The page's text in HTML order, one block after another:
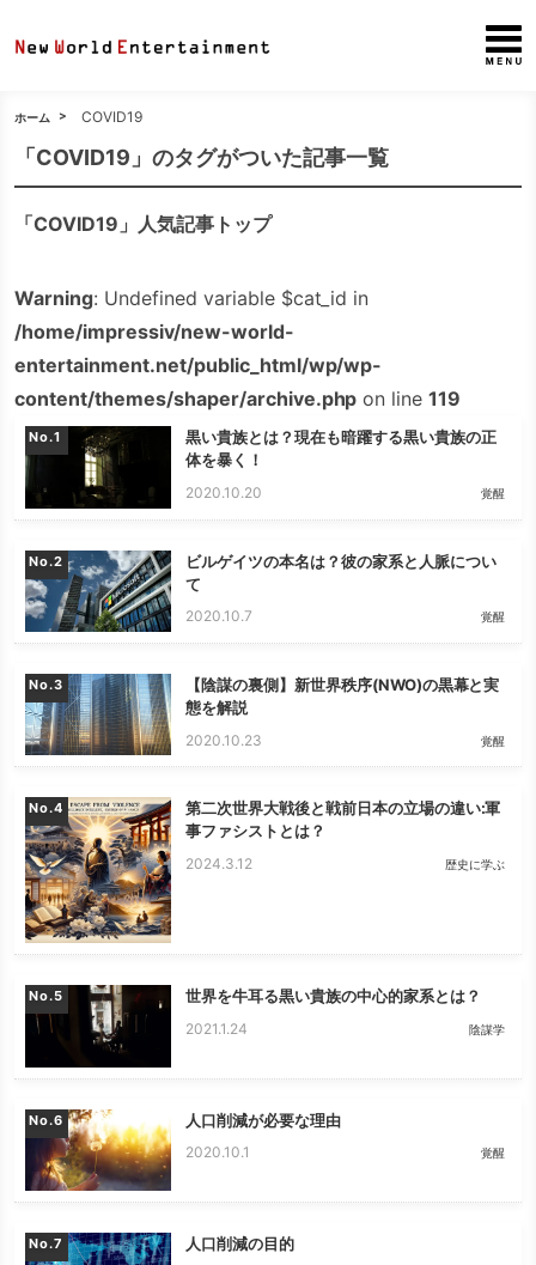
ホーム COVID19
「COVID19」のタグがついた記事一覧
「COVID19」人気記事トップ
Warning: Undefined variable $cat_id in
/home/impressiv/new-world-
entertainment.net/public_html/wp/wp-
content/themes/shaper/archive.php on line119
No.
黒い貴族とは？現在も暗躍する黒い貴族の正
体を暴く！
2020.10.20 覚醒
No.
ビルゲイツの本名は？彼の家系と人脈につい
て
2020.10.7 覚醒
No.
【陰謀の裏側】新世界秩序(NWO)の黒幕と実
態を解説
2020.10.23 覚醒
No.
第二次世界大戦後と戦前日本の立場の違い:軍
事ファシストとは？
2024.3.12 歴史に学ぶ
No. 世界を牛耳る黒い貴族の中心的家系とは？
2021.1.24 陰謀学
No. 人口削減が必要な理由
2020.10.1 覚醒
No. 人口削減の目的